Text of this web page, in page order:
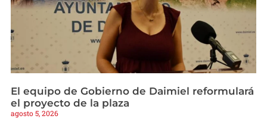
El equipo de Gobierno de Daimiel reformulará
el proyecto de la plaza
agosto 5, 2026